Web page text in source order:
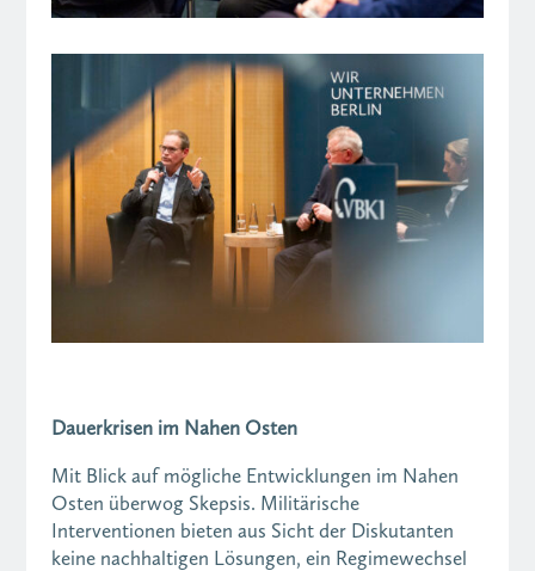
Dauerkrisen im Nahen Osten
Mit Blick auf mögliche Entwicklungen im Nahen
Osten überwog Skepsis. Militärische
Interventionen bieten aus Sicht der Diskutanten
keine nachhaltigen Lösungen, ein Regimewechsel